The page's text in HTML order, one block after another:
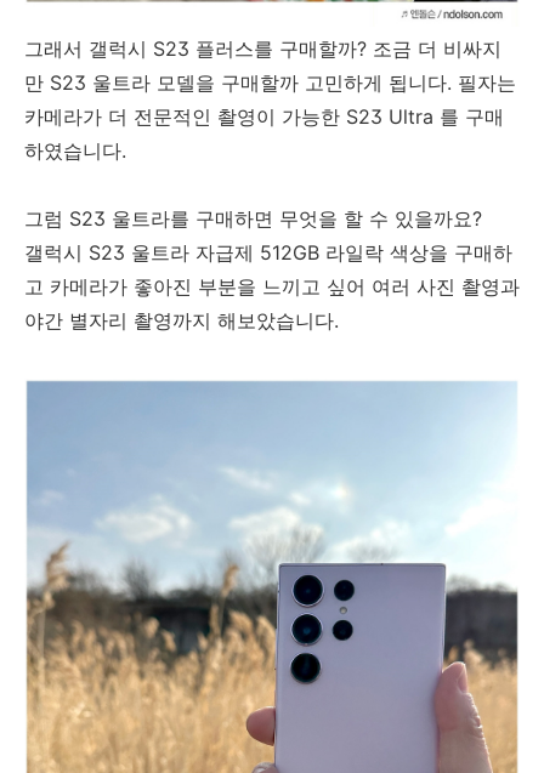
그래서 갤럭시 S23 플러스를 구매할까? 조금 더 비싸지
만 S23 울트라 모델을 구매할까 고민하게 됩니다. 필자는
카메라가 더 전문적인 촬영이 가능한 S23 Ultra 를 구매
하였습니다.
그럼 S23 울트라를 구매하면 무엇을 할 수 있을까요?
갤럭시 S23 울트라 자급제 512GB 라일락 색상을 구매하
고 카메라가 좋아진 부분을 느끼고 싶어 여러 사진 촬영과
야간 별자리 촬영까지 해보았습니다.